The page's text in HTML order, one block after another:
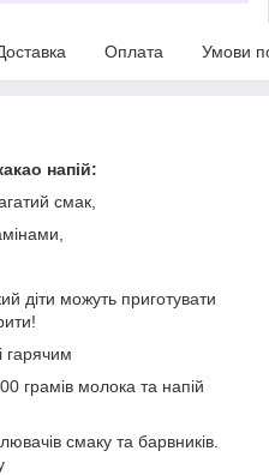
Оплата Умови
напій:
смак,
діти можуть приготувати
гарячим
грамів молока та напій
смаку та барвників.